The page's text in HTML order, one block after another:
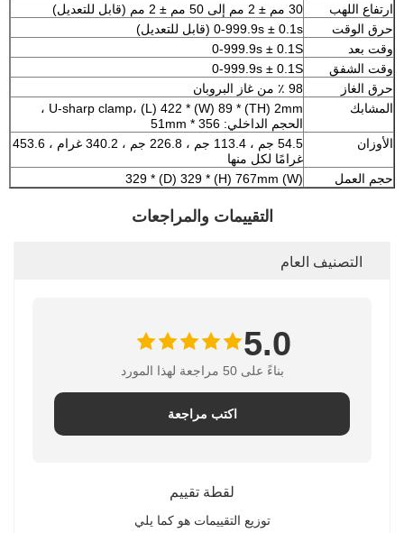
ارتفاع اللهب
30 مم ± 2 مم إلى 50 مم ± 2 مم (قابل للتعديل)
حرق الوقت
0-999.9s ± 0.1s (قابل للتعديل)
وقت بعد
0-999.9s ± 0.1S
وقت الشفق
0-999.9s ± 0.1S
حرق الغاز
98 ٪ من غاز البروبان
المشابك
U-sharp clamp، (L) 422 * (W) 89 * (TH) 2mm ،
الحجم الداخلي: 356 * 51mm
الأوزان
54.5 جم ، 113.4 جم ، 226.8 جم ، 340.2 غرام ، 453.6
غرامًا لكل منها
حجم العمل
(W) 329 * (D) 329 * (H) 767mm
التقييمات والمراجعات
التصنيف العام
5.0
بناءً على 50 مراجعة لهذا المورد
اكتب مراجعة
لقطة تقييم
توزيع التقييمات هو كما يلي